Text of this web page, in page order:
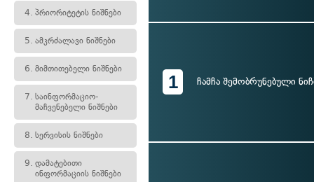
4. პრიორიტეტის ნიშნები
5. ამკრძალავი ნიშნები
6. მიმთითებელი ნიშნები
7. საინფორმაციო-
მაჩვენებელი ნიშნები
8. სერვისის ნიშნები
9. დამატებითი
ინფორმაციის ნიშნები
1 ჩამჩა შემობრუნებული